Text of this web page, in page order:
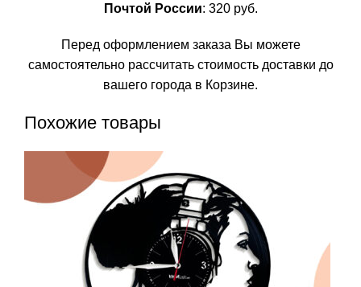
Почтой России: 320 руб.
Перед оформлением заказа Вы можете
самостоятельно рассчитать стоимость доставки до
вашего города в Корзине.
Похожие товары